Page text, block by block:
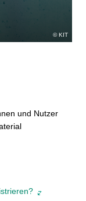
KIT
und Nutzer